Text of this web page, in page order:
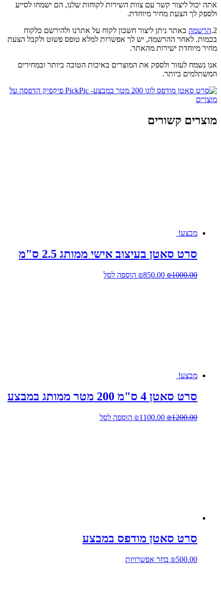
אתה יכול ליצור קשר עם צוות השירות לקוחות שלנו, הם ישמחו לסייע
ולספק לך הצעת מחיר מיוחדת.
2. הרשמה באתר ניתן ליצור חשבון לקוח על אתרנו ולהירשם כלקוח
בכמות. לאחר ההרשמה, יש לך אפשרות למלא טופס פשוט ולקבל הצעת
מחיר מיוחדת ישירות מהאתר.
אנו נשמח לעזור ולספק את המוצרים באיכות הטובה ביותר ובמחירים
המשתלמים ביותר.
מוצרים קשורים
מבצע!
סרט סאטן בעיצוב אישי ממותג 2.5 ס"מ
₪1000.00
המחיר ₪850.00
המחיר
הוספה לסל
מבצע!
סרט סאטן 4 ס"מ 200 מטר ממותג במבצע
₪1200.00
המחיר
₪1100.00
המחיר
הוספה לסל
סרט סאטן מודפס במבצע
₪500.00 בחר אפשרויות